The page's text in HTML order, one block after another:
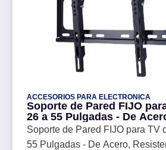
ACCESORIOS PARA ELECTRONICA
Soporte de Pared FIJO
26 a 55 Pulgadas - De
Resistencia 45kg, C/
15 grados, 651572
Soporte de Pared FIJO para TV
55 Pulgadas - De Acero,